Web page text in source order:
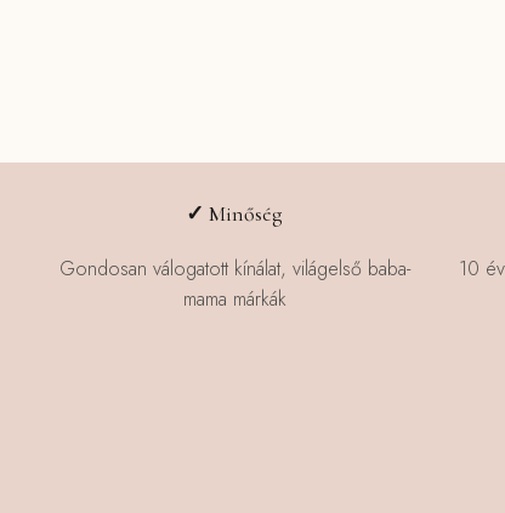
✓Minőség
Gondosan válogatott kínálat, világelső baba-
mama márkák
10